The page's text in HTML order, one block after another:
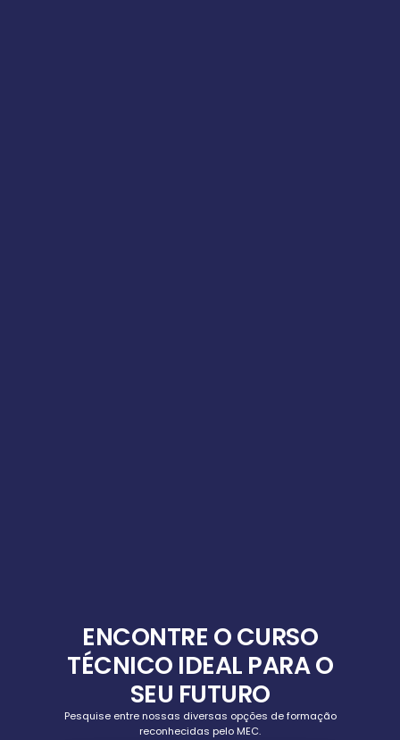
ENCONTRE O CURSO
TÉCNICO IDEAL PARA O
SEU FUTURO
Pesquise entre nossas diversas opções de formação
reconhecidas pelo MEC.